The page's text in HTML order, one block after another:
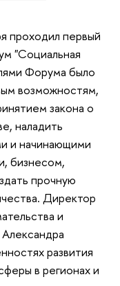
проходил первый
"Cоциальная
Форума было
возможностям,
закона о
наладить
и начинающими
бизнесом,
прочную
Директор
и
развития
в регионах и